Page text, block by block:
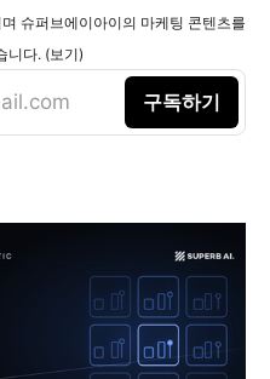
슈퍼브에이아이의 마케팅 콘텐츠를
니다. (보기)
구독하기